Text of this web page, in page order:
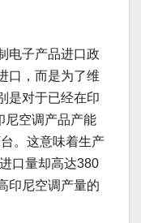
电子产品进口政
口，而是为了维
是对于已经在印
尼空调产品产能
。这意味着生产
口量却高达380
印尼空调产量的